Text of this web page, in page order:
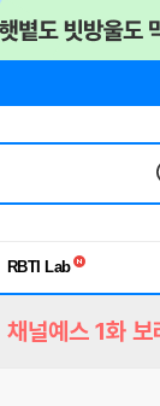
독서유형검사
채널예스 1화 보